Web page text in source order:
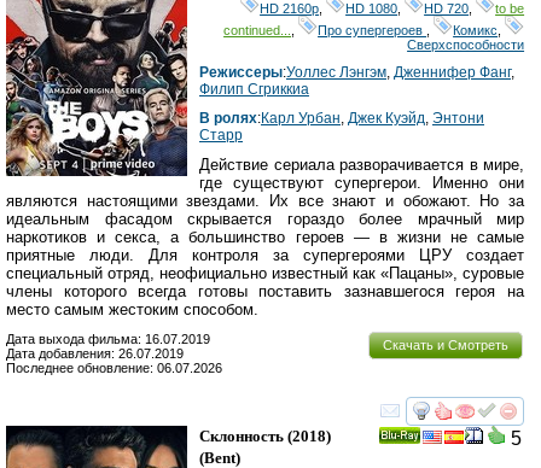
HD 2160р HD 1080 HD 720
to be
continued...
Про супергероев Комикс
Сверхспособности
Режиссеры:Уоллес Лэнгэм, Дженнифер Фанг,
Филип Сгриккиа
В ролях:Карл Урбан, Джек Куэйд, Энтони
Старр
Действие сериала разворачивается в мире,
где существуют супергерои. Именно они
являются настоящими звездами. Их все знают и обожают. Но за
идеальным фасадом скрывается гораздо более мрачный мир
наркотиков и секса, а большинство героев — в жизни не самые
приятные люди. Для контроля за супергероями ЦРУ создает
специальный отряд, неофициально известный как «Пацаны», суровые
члены которого всегда готовы поставить зазнавшегося героя на
место самым жестоким способом.
Скачать и Смотреть
Дата выхода фильма: 16.07.2019
Дата добавления: 26.07.2019
Последнее обновление: 06.07.2026
смотреть
5
Склонность (2018)
(Bent)